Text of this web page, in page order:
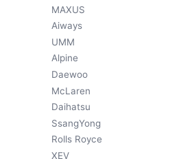
MAXUS
Aiways
UMM
Alpine
Daewoo
McLaren
Daihatsu
SsangYong
Rolls Royce
XEV